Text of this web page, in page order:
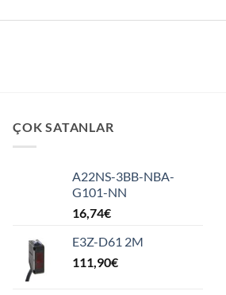
ÇOK SATANLAR
A22NS-3BB-NBA-
G101-NN
16,74€
E3Z-D61 2M
111,90€